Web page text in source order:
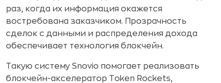
раз, когда их информация окажется
востребована заказчиком. Прозрачность
сделок с данными и распределения дохода
обеспечивает технология блокчейн.
Такую систему Snovio помогает реализовать
блокчейн-акселератор Token Rockets,